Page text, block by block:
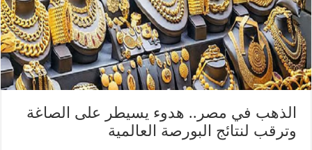
الذهب في مصر.. هدوء يسيطر على الصاغة
وترقب لنتائج البورصة العالمية